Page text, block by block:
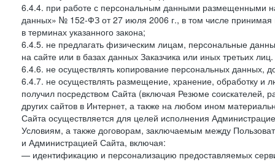
6.4.4. при работе с персональным данными размещенными
данных» № 152-ФЗ от 27 июля 2006 г., в том числе принимая
в терминах указанного закона;
6.4.5. не предлагать физическим лицам, персональные
на сайте или в базах данных Заказчика или иных третьих лиц.
6.4.6. не осуществлять копирование персональных данных,
6.4.7. не осуществлять размещение, хранение, обработку и
получил посредством Сайта (включая Резюме
других сайтов в Интернет, а также на любом ином
Сайта осуществляется для целей исполнения
Условиям, а также договорам, заключаемым между
и Администрацией Сайта, включая:
— идентификацию и персонализацию предоставляемых